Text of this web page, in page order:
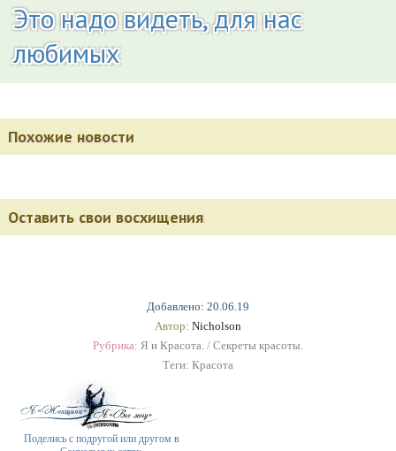
Добавлено: 20.06.19
Автор: Nicholson
Рубрика: Я и Красота. / Секреты красоты.
Теги: Красота
Поделись с подругой или другом в
Это надо видеть, для нас
любимых
Похожие новости
Оставить свои восхищения